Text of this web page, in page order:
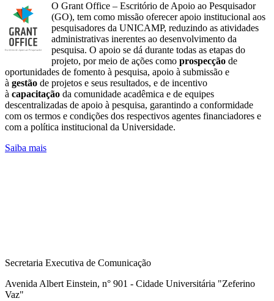
O Grant Office – Escritório de Apoio ao Pesquisador
(GO), tem como missão oferecer apoio institucional aos
pesquisadores da UNICAMP, reduzindo as atividades
administrativas inerentes ao desenvolvimento da
pesquisa. O apoio se dá durante todas as etapas do
projeto, por meio de ações como prospecção de
oportunidades de fomento à pesquisa, apoio à submissão e
à gestão de projetos e seus resultados, e de incentivo
à capacitação da comunidade acadêmica e de equipes
descentralizadas de apoio à pesquisa, garantindo a conformidade
com os termos e condições dos respectivos agentes financiadores e
com a política institucional da Universidade.
Saiba mais
Secretaria Executiva de Comunicação
Avenida Albert Einstein, n° 901 - Cidade Universitária "Zeferino
Vaz"